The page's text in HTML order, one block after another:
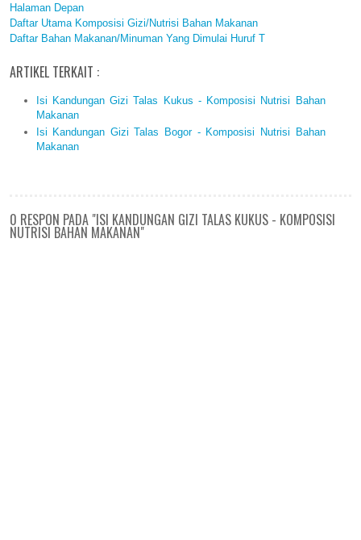
Halaman Depan
Daftar Utama Komposisi Gizi/Nutrisi Bahan Makanan
Daftar Bahan Makanan/Minuman Yang Dimulai Huruf T
ARTIKEL TERKAIT :
Isi Kandungan Gizi Talas Kukus - Komposisi Nutrisi Bahan
Makanan
Isi Kandungan Gizi Talas Bogor - Komposisi Nutrisi Bahan
Makanan
0 RESPON PADA "ISI KANDUNGAN GIZI TALAS KUKUS - KOMPOSISI
NUTRISI BAHAN MAKANAN"